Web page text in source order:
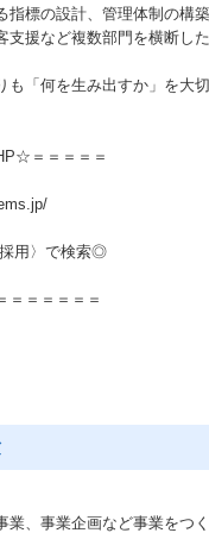
指標の設計、管理体制の構
支援など複数部門を横断し
も「何を生み出すか」を大
＝＝＝＝＝
用〉で検索◎
＝＝＝＝＝＝
業、事業企画など事業をつ